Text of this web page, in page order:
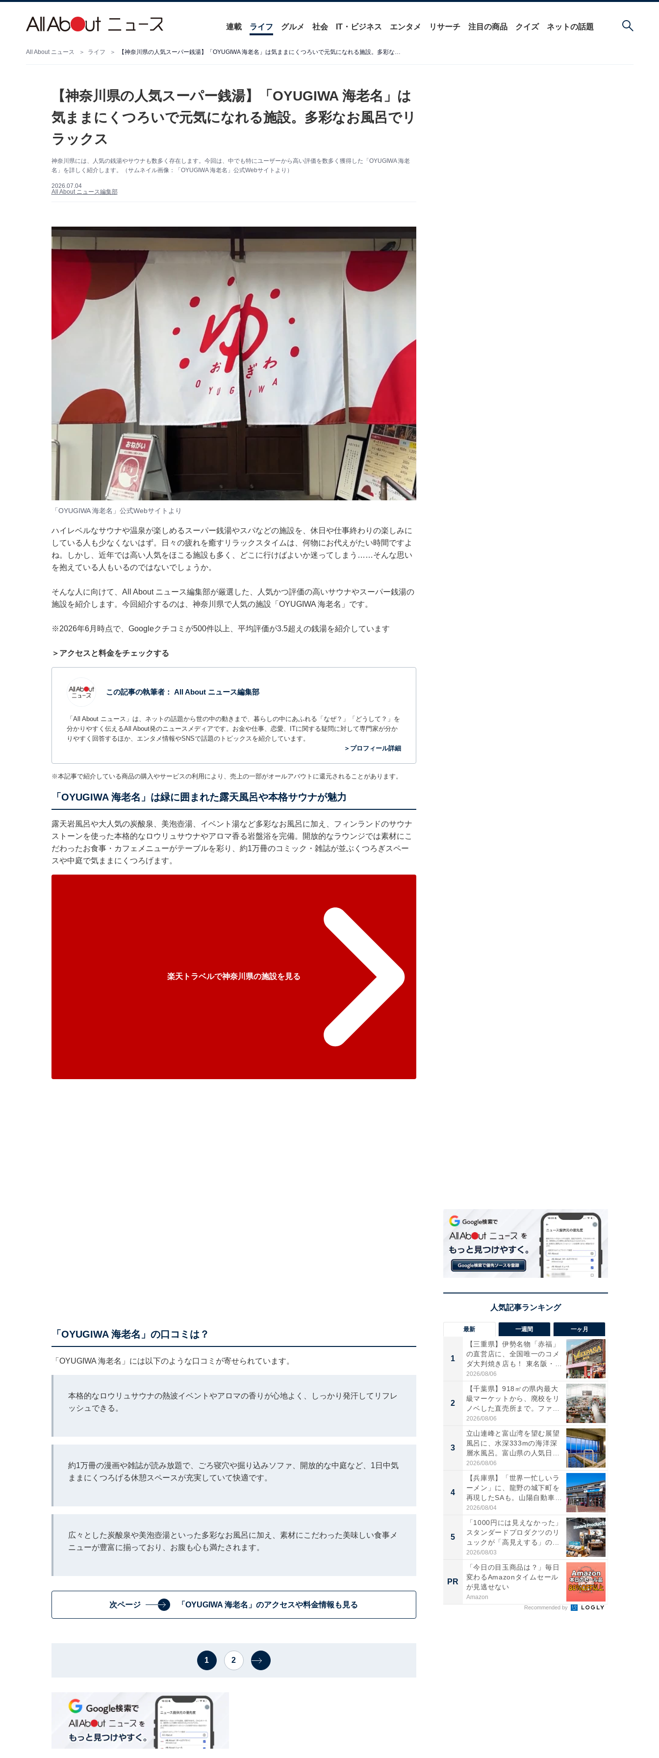
連載 ライフ グルメ 社会 IT・ビジネス エンタメ リサーチ 注目の商品 クイズ ネットの話題
All About ニュース ライフ 【神奈川県の人気スーパー銭湯】「OYUGIWA 海老名」は気ままにくつろいで元気になれる施設。多彩なお風呂でリラックス
【神奈川県の人気スーパー銭湯】「OYUGIWA 海老名」は
気ままにくつろいで元気になれる施設。多彩なお風呂でリ
ラックス
神奈川県には、人気の銭湯やサウナも数多く存在します。今回は、中でも特にユーザーから高い評価を数多く獲得した「OYUGIWA 海老
名」を詳しく紹介します。（サムネイル画像：「OYUGIWA 海老名」公式Webサイトより）
2026.07.04
All About ニュース編集部
「OYUGIWA 海老名」公式Webサイトより
ハイレベルなサウナや温泉が楽しめるスーパー銭湯やスパなどの施設を、休日や仕事終わりの楽しみに
している人も少なくないはず。日々の疲れを癒すリラックスタイムは、何物にお代えがたい時間ですよ
ね。しかし、近年では高い人気をほこる施設も多く、どこに行けばよいか迷ってしまう……そんな思い
を抱えている人もいるのではないでしょうか。
そんな人に向けて、All About ニュース編集部が厳選した、人気かつ評価の高いサウナやスーパー銭湯の
施設を紹介します。今回紹介するのは、神奈川県で人気の施設「OYUGIWA 海老名」です。
※2026年6月時点で、Googleクチコミが500件以上、平均評価が3.5超えの銭湯を紹介しています
＞アクセスと料金をチェックする
この記事の執筆者： All About ニュース編集部
「All About ニュース」は、ネットの話題から世の中の動きまで、暮らしの中にあふれる「なぜ？」「どうして？」を
分かりやすく伝えるAll About発のニュースメディアです。お金や仕事、恋愛、ITに関する疑問に対して専門家が分か
りやすく回答するほか、エンタメ情報やSNSで話題のトピックスを紹介しています。
＞プロフィール詳細
※本記事で紹介している商品の購入やサービスの利用により、売上の一部がオールアバウトに還元されることがあります。
「OYUGIWA 海老名」は緑に囲まれた露天風呂や本格サウナが魅力
露天岩風呂や大人気の炭酸泉、美泡壺湯、イベント湯など多彩なお風呂に加え、フィンランドのサウナ
ストーンを使った本格的なロウリュサウナやアロマ香る岩盤浴を完備。開放的なラウンジでは素材にこ
だわったお食事・カフェメニューがテーブルを彩り、約1万冊のコミック・雑誌が並ぶくつろぎスペー
スや中庭で気ままにくつろげます。
楽天トラベルで神奈川県の施設を見る
「OYUGIWA 海老名」の口コミは？
「OYUGIWA 海老名」には以下のような口コミが寄せられています。
本格的なロウリュサウナの熱波イベントやアロマの香りが心地よく、しっかり発汗してリフレ
ッシュできる。
約1万冊の漫画や雑誌が読み放題で、ごろ寝穴や掘り込みソファ、開放的な中庭など、1日中気
ままにくつろげる休憩スペースが充実していて快適です。
広々とした炭酸泉や美泡壺湯といった多彩なお風呂に加え、素材にこだわった美味しい食事メ
ニューが豊富に揃っており、お腹も心も満たされます。
次ページ 「OYUGIWA 海老名」のアクセスや料金情報も見る
1 2
最新 一週間 一ヶ月
1
【三重県】伊勢名物「赤福」
の直営店に、全国唯一のコメ
ダ大判焼き店も！ 東名阪・
伊...
2026/08/06
2
【千葉県】918㎡の県内最大
級マーケットから、廃校をリ
ノベした直売所まで。ファ
ー...
2026/08/06
3
立山連峰と富山湾を望む展望
風呂に、水深333mの海洋深
層水風呂。富山県の人気日
帰...
2026/08/06
4
【兵庫県】「世界一忙しいラ
ーメン」に、龍野の城下町を
再現したSAも。山陽自動車
道...
2026/08/04
5
「1000円には見えなかった」
スタンダードプロダクツのリ
ュックが「高見えする」の...
2026/08/03
PR
「今日の目玉商品は？」毎日
変わるAmazonタイムセール
が見逃せない
Amazon
Recommended by